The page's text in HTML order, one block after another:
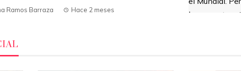
Ramos Barraza Hace 2 meses